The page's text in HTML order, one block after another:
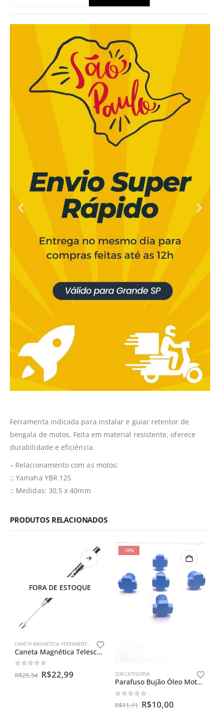
Ferramenta indicada para instalar e guiar retentor de
bengala de motos. Feita em material resistente, oferece
durabilidade e eficiência.
– Relacionamento com as motos:
:: Yamaha YBR 125
:: Medidas: 30,5 x 40mm
PRODUTOS RELACIONADOS
FORA DE ESTOQUE
CANETA MAGNÉTICA, FERRAMENTAS ESPECIAIS
Caneta Magnética Telescópica – 2 Libras
out of 5
R$25,54 R$22,99
-10%
SEM CATEGORIA
Parafuso Bujão Óleo Motor 14mm Borracha Silicone
out of 5
R$11,11 R$10,00